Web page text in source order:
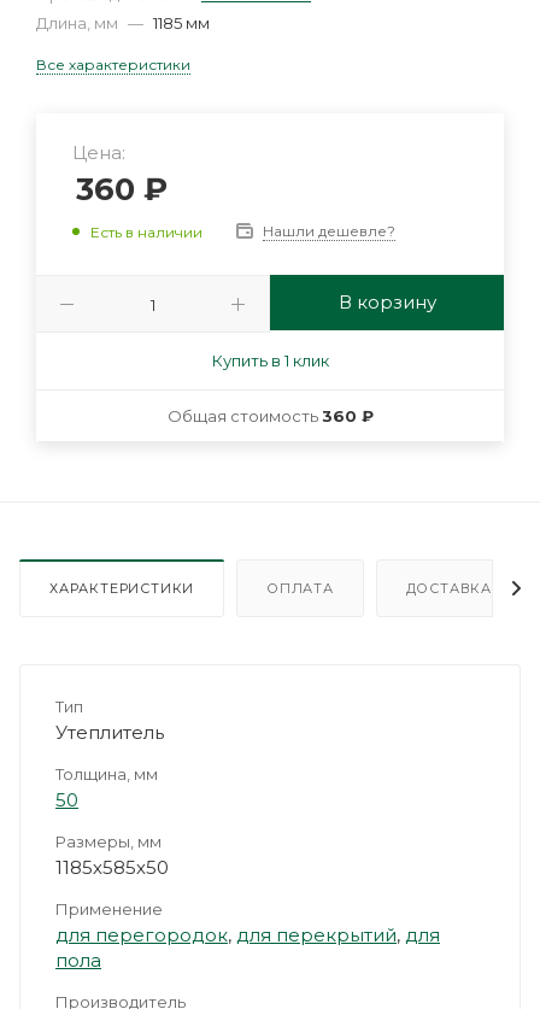
Длина, мм — 1185 мм
Все характеристики
Цена:
360 ₽
Есть в наличии Нашли дешевле?
В корзину
Купить в 1 клик
Общая стоимость360 ₽
ХАРАКТЕРИСТИКИ ОПЛАТА ДОСТАВКА
Тип
Утеплитель
Толщина, мм
50
Размеры, мм
1185х585х50
Применение
для перегородок, для перекрытий, для
пола
Производитель